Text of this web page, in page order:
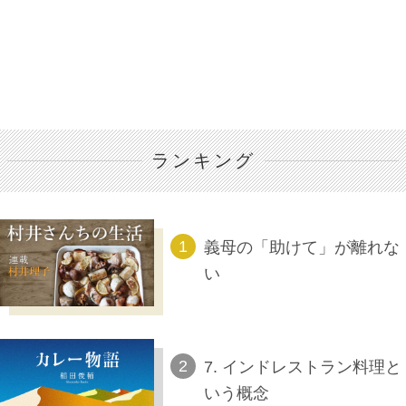
ランキング
義母の「助けて」が離れな
い
7. インドレストラン料理と
いう概念